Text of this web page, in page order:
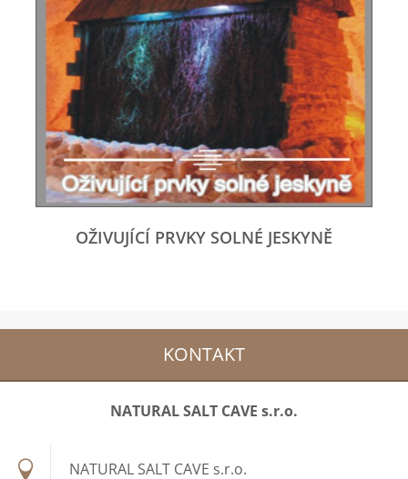
OŽIVUJÍCÍ PRVKY SOLNÉ JESKYNĚ
KONTAKT
NATURAL SALT CAVE s.r.o.
NATURAL SALT CAVE s.r.o.